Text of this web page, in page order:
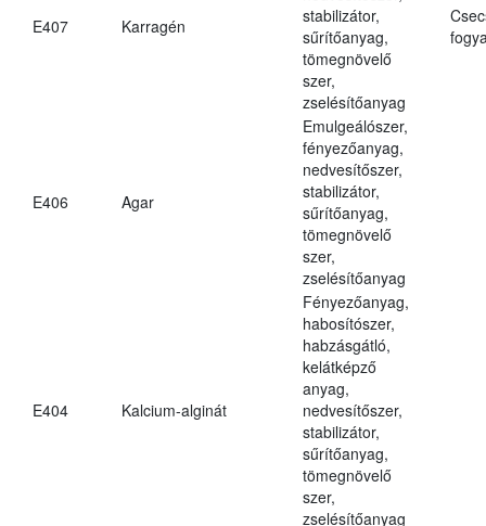
E407 Karragén
stabilizátor,
sűrítőanyag,
tömegnövelő
szer,
zselésítőanyag
E406 Agar
Emulgeálószer,
fényezőanyag,
nedvesítőszer,
stabilizátor,
sűrítőanyag,
tömegnövelő
szer,
zselésítőanyag
E404 Kalcium-alginát
Fényezőanyag,
habosítószer,
habzásgátló,
kelátképző
anyag,
nedvesítőszer,
stabilizátor,
sűrítőanyag,
tömegnövelő
szer,
zselésítőanyag